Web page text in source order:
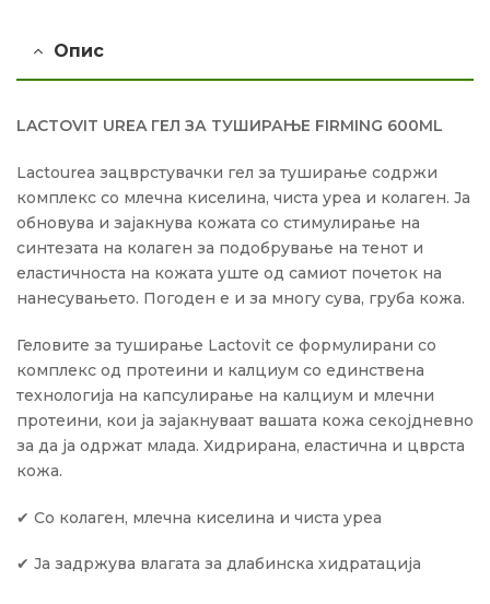
Опис
LACTOVIT UREA ГЕЛ ЗА ТУШИРАЊЕ FIRMING 600ML
Lactourea зацврстувачки гел за туширање содржи
комплекс со млечна киселина, чиста уреа и колаген. Ја
обновува и зајакнува кожата со стимулирање на
синтезата на колаген за подобрување на тенот и
еластичноста на кожата уште од самиот почеток на
нанесувањето. Погоден е и за многу сува, груба кожа.
Геловите за туширање Lactovit се формулирани со
комплекс од протеини и калциум со единствена
технологија на капсулирање на калциум и млечни
протеини, кои ја зајакнуваат вашата кожа секојдневно
за да ја одржат млада. Хидрирана, еластична и цврста
кожа.
✔ Со колаген, млечна киселина и чиста уреа
✔ Ја задржува влагата за длабинска хидратација